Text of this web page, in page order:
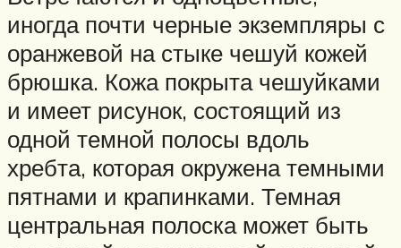
иногда почти черные экземпляры с
оранжевой на стыке чешуй кожей
брюшка. Кожа покрыта чешуйками
и имеет рисунок, состоящий из
одной темной полосы вдоль
хребта, которая окружена темными
пятнами и крапинками. Темная
центральная полоска может быть